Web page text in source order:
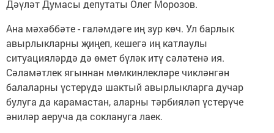
Дәүләт Думасы депутаты Олег Морозов.
Ана мәхәббәте - галәмдәге иң зур көч. Ул барлык
авырлыкларны җиңеп, кешегә иң катлаулы
ситуацияләрдә дә өмет бүләк итү сәләтенә ия.
Сәламәтлек ягыннан мөмкинлекләре чикләнгән
балаларны үстерүдә шактый авырлыкларга дучар
булуга да карамастан, аларны тәрбияләп үстерүче
әниләр аеруча да соклануга лаек.